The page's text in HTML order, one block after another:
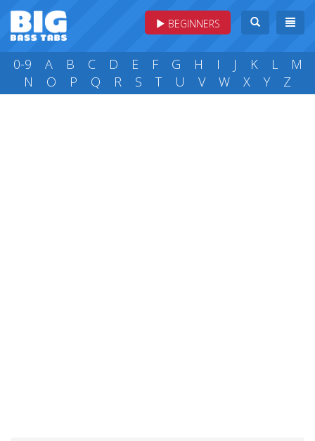
BEGINNERS
0-9 A B C D E F G H I J K L
M
N
O P Q R S T U V W X Y Z